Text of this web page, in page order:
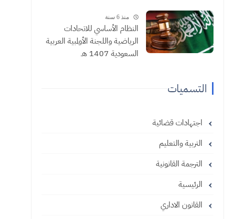
منذ 6 سنة
النظام الأساسي للاتحادات
الرياضية واللجنة الأولمبية العربية
السعودية 1407 هـ
التسميات
اجتهادات قضائية
التربية والتعليم
الترجمة القانونية
الرئيسية
القانون الاداري